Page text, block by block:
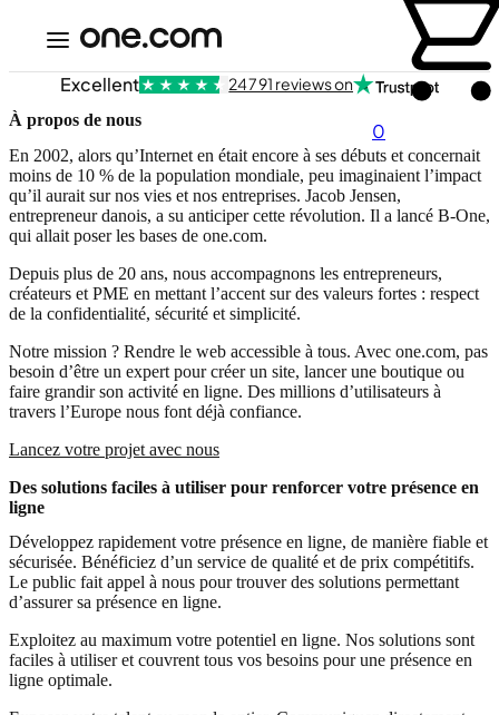
0
Excellent 24 791 reviews on
À propos de nous
En 2002, alors qu’Internet en était encore à ses débuts et concernait
moins de 10 % de la population mondiale, peu imaginaient l’impact
qu’il aurait sur nos vies et nos entreprises. Jacob Jensen,
entrepreneur danois, a su anticiper cette révolution. Il a lancé B-One,
qui allait poser les bases de one.com.
Depuis plus de 20 ans, nous accompagnons les entrepreneurs,
créateurs et PME en mettant l’accent sur des valeurs fortes : respect
de la confidentialité, sécurité et simplicité.
Notre mission ? Rendre le web accessible à tous. Avec one.com, pas
besoin d’être un expert pour créer un site, lancer une boutique ou
faire grandir son activité en ligne. Des millions d’utilisateurs à
travers l’Europe nous font déjà confiance.
Lancez votre projet avec nous
Des solutions faciles à utiliser pour renforcer votre présence en
ligne
Développez rapidement votre présence en ligne, de manière fiable et
sécurisée. Bénéficiez d’un service de qualité et de prix compétitifs.
Le public fait appel à nous pour trouver des solutions permettant
d’assurer sa présence en ligne.
Exploitez au maximum votre potentiel en ligne. Nos solutions sont
faciles à utiliser et couvrent tous vos besoins pour une présence en
ligne optimale.